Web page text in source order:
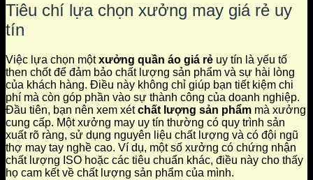
Tiêu chí lựa chọn xưởng may giá rẻ uy
tín
Việc lựa chọn mộtxưởng quần áo giá rẻ uy tín là yếu tố
then chốt để đảm bảo chất lượng sản phẩm và sự hài lòng
của khách hàng. Điều này không chỉ giúp bạn tiết kiệm chi
phí mà còn góp phần vào sự thành công của doanh nghiệp.
Đầu tiên, bạn nên xem xétchất lượng sản phẩm mà xưởng
cung cấp. Một xưởng may uy tín thường có quy trình sản
xuất rõ ràng, sử dụng nguyên liệu chất lượng và có đội ngũ
thợ may tay nghề cao. Ví dụ, một số xưởng có chứng nhận
chất lượng ISO hoặc các tiêu chuẩn khác, điều này cho thấy
họ cam kết về chất lượng sản phẩm của mình.